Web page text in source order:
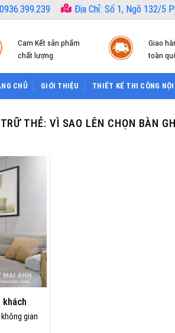
0936.399.239 Địa Chỉ: Số 1, Ngõ 132/5
Cam Kết sản phẩm
chất lượng
Giao
toàn
CHỦ GIỚI THIỆU THIẾT KẾ THI CÔNG
THẺ: VÌ SAO LÊN CHỌN BÀN
gian